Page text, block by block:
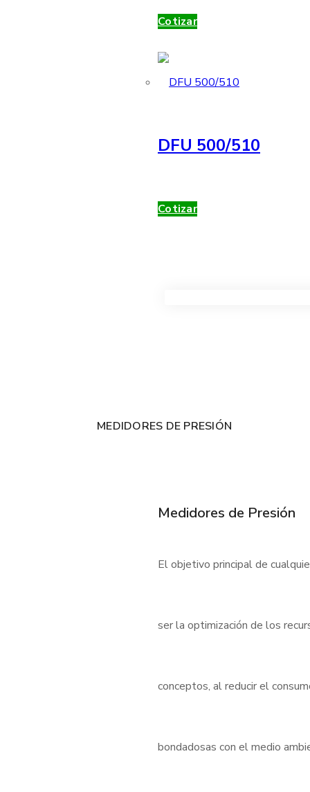
Cotizar
DFU 500/510
Cotizar
MEDIDORES DE PRESIÓN
Medidores de Presión
El objetivo principal de
ser la optimización de los
conceptos, al reducir el
bondadosas con el medio